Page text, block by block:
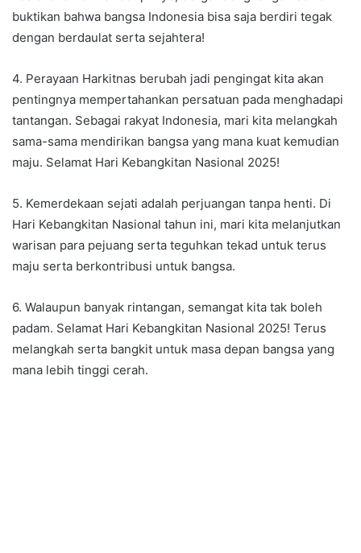
buktikan bahwa bangsa Indonesia bisa saja berdiri tegak
dengan berdaulat serta sejahtera!
4. Perayaan Harkitnas berubah jadi pengingat kita akan
pentingnya mempertahankan persatuan pada menghadapi
tantangan. Sebagai rakyat Indonesia, mari kita melangkah
sama-sama mendirikan bangsa yang mana kuat kemudian
maju. Selamat Hari Kebangkitan Nasional 2025!
5. Kemerdekaan sejati adalah perjuangan tanpa henti. Di
Hari Kebangkitan Nasional tahun ini, mari kita melanjutkan
warisan para pejuang serta teguhkan tekad untuk terus
maju serta berkontribusi untuk bangsa.
6. Walaupun banyak rintangan, semangat kita tak boleh
padam. Selamat Hari Kebangkitan Nasional 2025! Terus
melangkah serta bangkit untuk masa depan bangsa yang
mana lebih tinggi cerah.